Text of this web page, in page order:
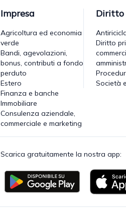
Impresa
Agricoltura ed economia
verde
Bandi, agevolazioni,
bonus, contributi a fondo
perduto
Estero
Finanza e banche
Immobiliare
Consulenza aziendale,
commerciale e marketing
Diritto
Diritto
Società
Scarica gratuitamente la nostra app: